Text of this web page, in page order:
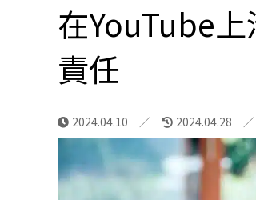
在YouTube
責任
2024.04.10 2024.04.28